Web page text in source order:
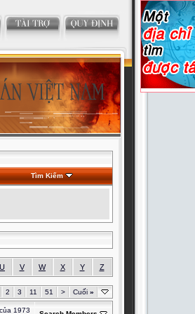
Tìm Kiếm
U V W X Y Z
2 3 11 51 > Cuối »
1973